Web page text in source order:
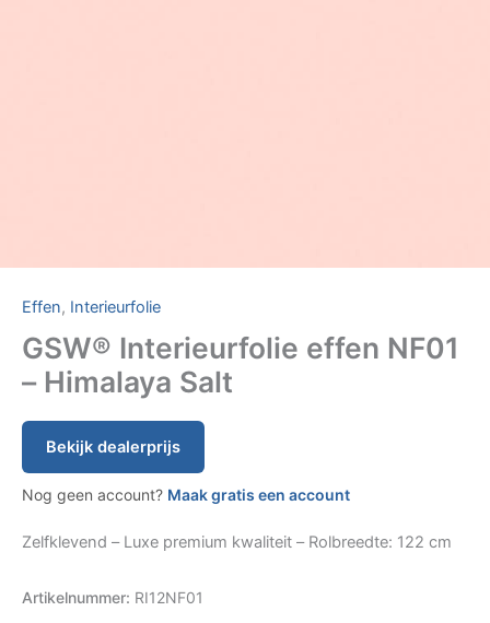
Effen, Interieurfolie
GSW® Interieurfolie effen NF01
– Himalaya Salt
Bekijk dealerprijs
Nog geen account? Maak gratis een account
Zelfklevend – Luxe premium kwaliteit – Rolbreedte: 122 cm
Artikelnummer: RI12NF01